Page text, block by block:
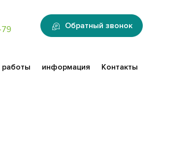
Обратный звонок
информация Контакты